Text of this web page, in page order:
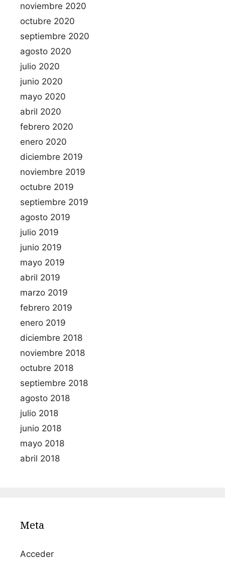
noviembre 2020
octubre 2020
septiembre 2020
agosto 2020
julio 2020
junio 2020
mayo 2020
abril 2020
febrero 2020
enero 2020
diciembre 2019
noviembre 2019
octubre 2019
septiembre 2019
agosto 2019
julio 2019
junio 2019
mayo 2019
abril 2019
marzo 2019
febrero 2019
enero 2019
diciembre 2018
noviembre 2018
octubre 2018
septiembre 2018
agosto 2018
julio 2018
junio 2018
mayo 2018
abril 2018
Meta
Acceder